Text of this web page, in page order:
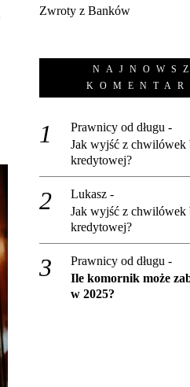
Zwroty z Banków
Prawnicy od długu -
Jak wyjść z chwilówek
kredytowej?
Lukasz -
Jak wyjść z chwilówek
kredytowej?
Prawnicy od długu -
Ile komornik może
w 2025?